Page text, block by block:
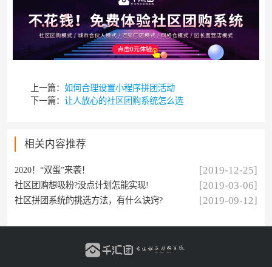
上一篇：如何合理设置小程序拼团活动
下一篇：让人放心的社区团购系统怎么选
相关内容推荐
2020！“双蛋”来袭！ [2019-12-25]
社区团购想吸粉?没点计划怎能实现! [2019-03-06]
社区拼团系统的挑选方法，有什么诀窍? [2019-09-12]